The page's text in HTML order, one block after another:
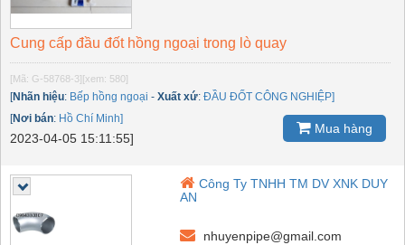
Cung cấp đầu đốt hồng ngoại trong lò quay
[Mã: G-58768-3] [xem: 580]
[Nhãn hiệu: Bếp hồng ngoại - Xuất xứ: ĐẦU ĐỐT CÔNG NGHIỆP]
[Nơi bán: Hồ Chí Minh]
2023-04-05 15:11:55]
Mua hàng
Công Ty TNHH TM DV XNK DUY
AN
nhuyenpipe@gmail.com